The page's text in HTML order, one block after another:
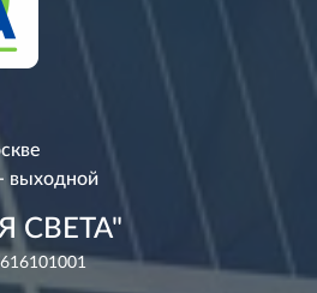
выходной
СВЕТА"